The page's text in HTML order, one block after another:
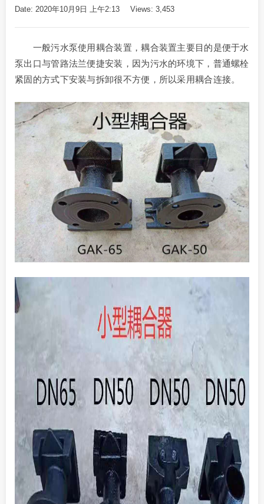
Date: 2020年10月9日 上午2:13 Views: 3,453
一般污水泵使用耦合装置，耦合装置主要目的是便于水
泵出口与管路法兰便捷安装，因为污水的环境下，普通螺栓
紧固的方式下安装与拆卸很不方便，所以采用耦合连接。